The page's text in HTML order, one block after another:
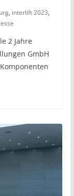
, interlift 2023,
2 Jahre
GmbH